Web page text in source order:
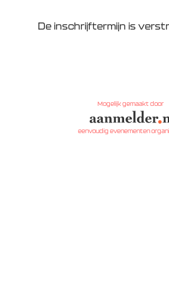
De inschrijftermijn is
Mogelijk gemaakt door
eenvoudig evenementen